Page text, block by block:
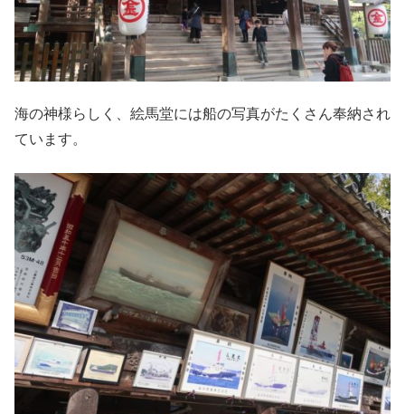
海の神様らしく、絵馬堂には船の写真がたくさん奉納され
ています。